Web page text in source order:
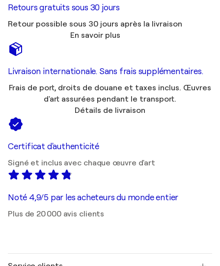
Retours gratuits sous 30 jours
Retour possible sous 30 jours après la livraison
En savoir plus
Livraison internationale. Sans frais supplémentaires.
Frais de port, droits de douane et taxes inclus. Œuvres
d'art assurées pendant le transport.
Détails de livraison
Certificat d'authenticité
Signé et inclus avec chaque œuvre d'art
Noté 4,9/5 par les acheteurs du monde entier
Plus de 20 000 avis clients